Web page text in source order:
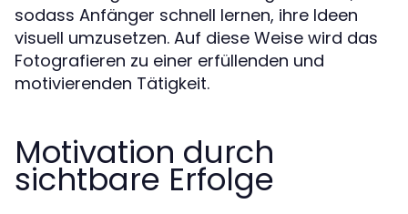
sodass Anfänger schnell lernen, ihre Ideen
visuell umzusetzen. Auf diese Weise wird das
Fotografieren zu einer erfüllenden und
motivierenden Tätigkeit.
Motivation durch
sichtbare Erfolge